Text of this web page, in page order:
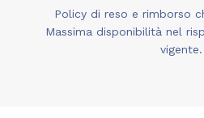
Policy di reso e rimborso
Massima disponibilità nel
vigente.